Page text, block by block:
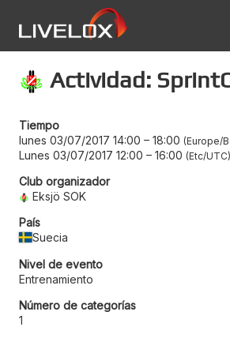
Actividad:
Tiempo
lunes 03/07/2017 14:00 – 18:00 Europe/
Lunes 03/07/2017 12:00 – 16:00 Etc/UTC
Club organizador
Eksjö SOK
País
Suecia
Nivel de evento
Entrenamiento
Número de categorías
1